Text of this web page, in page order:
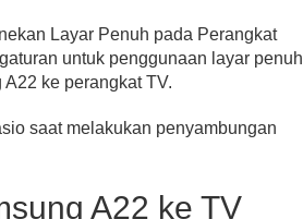
Layar Penuh pada Perangkat
untuk penggunaan layar penuh
ke perangkat TV.
saat melakukan penyambungan
A22 ke TV